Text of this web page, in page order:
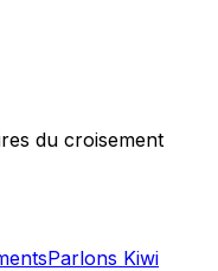
du croisement
Parlons Kiwi